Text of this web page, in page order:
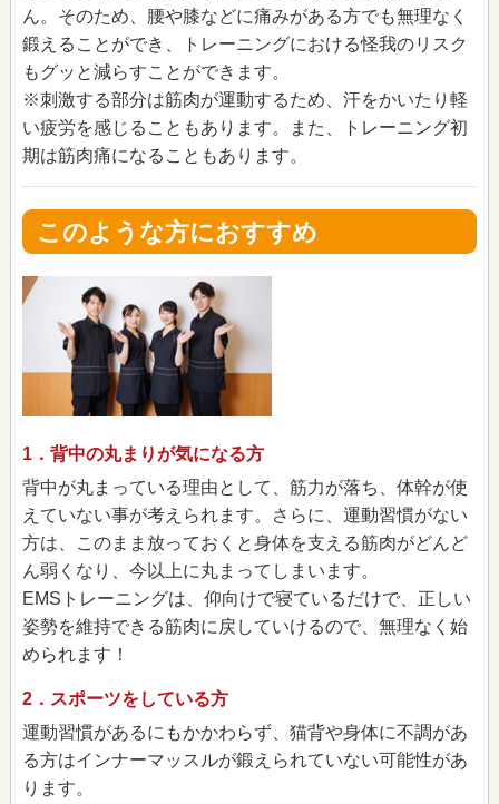
ん。そのため、腰や膝などに痛みがある方でも無理なく
鍛えることができ、トレーニングにおける怪我のリスク
もグッと減らすことができます。
※刺激する部分は筋肉が運動するため、汗をかいたり軽
い疲労を感じることもあります。また、トレーニング初
期は筋肉痛になることもあります。
このような方におすすめ
1．背中の丸まりが気になる方
背中が丸まっている理由として、筋力が落ち、体幹が使
えていない事が考えられます。さらに、運動習慣がない
方は、このまま放っておくと身体を支える筋肉がどんど
ん弱くなり、今以上に丸まってしまいます。
EMSトレーニングは、仰向けで寝ているだけで、正しい
姿勢を維持できる筋肉に戻していけるので、無理なく始
められます！
2．スポーツをしている方
運動習慣があるにもかかわらず、猫背や身体に不調があ
る方はインナーマッスルが鍛えられていない可能性があ
ります。